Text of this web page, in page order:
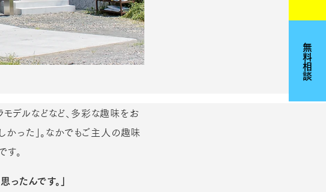
モデルなどなど、多彩な趣味をお
った」。なかでもご主人の趣味
。
たんです。」
無料相談